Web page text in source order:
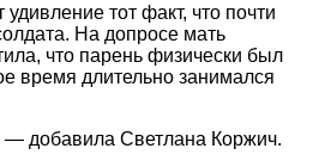
тот факт, что почти
На допросе мать
что парень физически был
время длительно занимался
— добавила Светлана Коржич.